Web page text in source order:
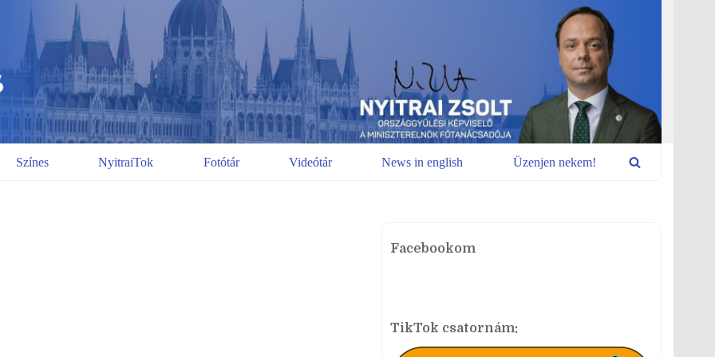
Színes NyitraiTok Fotótár Videótár News in english Üzenjen nekem!
Facebookom
TikTok csatornám: